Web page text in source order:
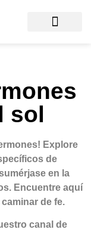
sol
Explore
de
en la
Encuentre aquí
de fe.
canal de